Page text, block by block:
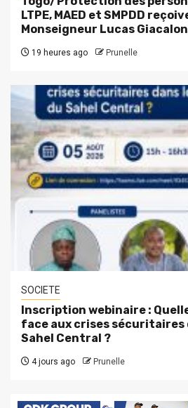
LTPE, MAED et SMPDD
Monseigneur Lucas
19 heures ago Prunelle
SOCIETE
Inscription webinaire :
face aux crises sécuritaires
Sahel Central ?
4 jours ago Prunelle